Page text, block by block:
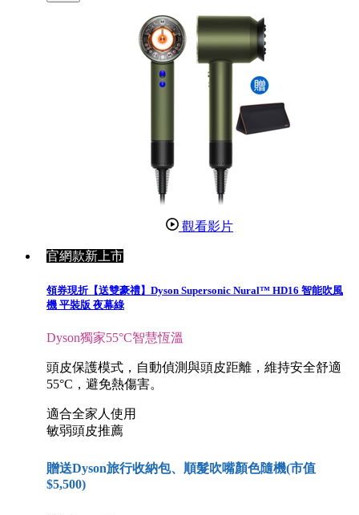
觀看影片
官網款新上市
領券現折【送雙豪禮】Dyson Supersonic Nural™ HD16 智能吹風
機 平裝版 夜幕綠
Dyson獨家55°C智慧恆溫
頭皮保護模式，自動偵測與頭皮距離，維持安全舒適
55°C，避免熱傷害。
適合全家人使用
敏弱頭皮推薦
贈送Dyson旅行收納包、順髮吹嘴顏色隨機(市值
$5,500)